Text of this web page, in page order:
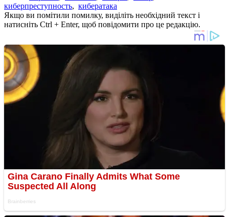
киберпреступность, кибератака
Якщо ви помітили помилку, виділіть необхідний текст і
натисніть Ctrl + Enter, щоб повідомити про це редакцію.